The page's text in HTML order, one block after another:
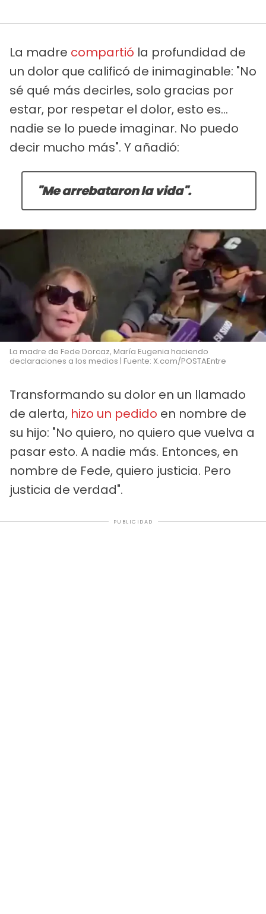
La madre compartió la profundidad de
un dolor que calificó de inimaginable: "No
sé qué más decirles, solo gracias por
estar, por respetar el dolor, esto es...
nadie se lo puede imaginar. No puedo
decir mucho más". Y añadió:
"Me arrebataron la vida".
La madre de Fede Dorcaz, María Eugenia haciendo
declaraciones a los medios | Fuente: X.com/POSTAEntre
Transformando su dolor en un llamado
de alerta, hizo un pedido en nombre de
su hijo: "No quiero, no quiero que vuelva a
pasar esto. A nadie más. Entonces, en
nombre de Fede, quiero justicia. Pero
justicia de verdad".
PUBLICIDAD